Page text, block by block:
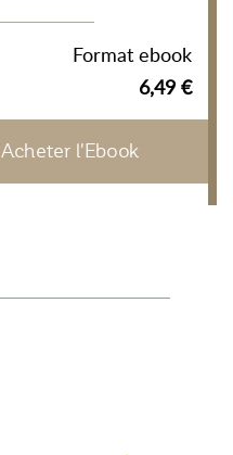
Format ebook
6,49 €
Acheter l'Ebook